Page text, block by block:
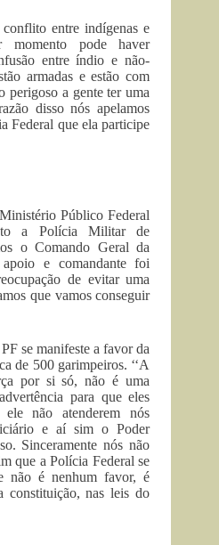
entre indígenas e
momento pode haver
entre índio e não-
armadas e estão com
perigoso a gente ter uma
disso nós apelamos
Federal que ela participe
Público Federal
a Polícia Militar de
o Comando Geral da
e comandante foi
de evitar uma
que vamos conseguir
se manifeste a favor da
de 500 garimpeiros. ‘‘A
por si só, não é uma
para que eles
ele não atenderem nós
e aí sim o Poder
Sinceramente nós não
que a Polícia Federal se
não é nenhum favor, é
constituição, nas leis do